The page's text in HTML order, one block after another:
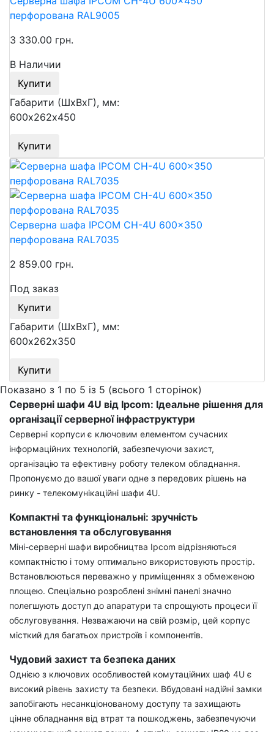
перфорована RAL9005
3 330.00 грн.
В Наличии
Купити
Габарити (ШхВхГ), мм:
600х262х450
Купити
Серверна шафа IPCOM CH-4U 600x350
перфорована RAL7035
2 859.00 грн.
Под заказ
Купити
Габарити (ШхВхГ), мм:
600х262х350
Купити
Показано з 1 по 5 із 5 (всього 1 сторінок)
Серверні шафи 4U від Ipcom: Ідеальне рішення для
організації серверної інфраструктури
Серверні корпуси є ключовим елементом сучасних
інформаційних технологій, забезпечуючи захист,
організацію та ефективну роботу телеком обладнання.
Пропонуємо до вашої уваги одне з передових рішень на
ринку - телекомунікаційні шафи 4U.
Компактні та функціональні: зручність
встановлення та обслуговування
Міні-серверні шафи виробництва Ipcom відрізняються
компактністю і тому оптимально використовують простір.
Встановлюються переважно у приміщеннях з обмеженою
площею. Спеціально розроблені знімні панелі значно
полегшують доступ до апаратури та спрощують процеси її
обслуговування. Незважаючи на свій розмір, цей корпус
місткий для багатьох пристроїв і компонентів.
Чудовий захист та безпека даних
Однією з ключових особливостей комутаційних шаф 4U є
високий рівень захисту та безпеки. Вбудовані надійні замки
запобігають несанкціонованому доступу та захищають
цінне обладнання від втрат та пошкоджень, забезпечуючи